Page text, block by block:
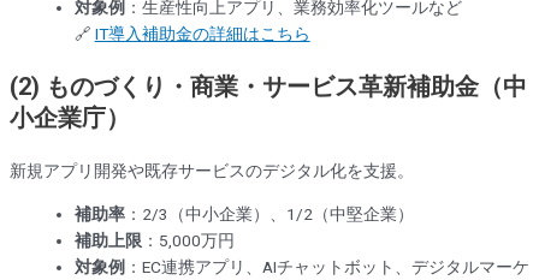
対象例 ：生産性向上アプリ、業務効率化ツールなど
🔗 IT導入補助金の詳細はこちら
(2) ものづくり・商業・サービス革新補助金（中
小企業庁）
新規アプリ開発や既存サービスのデジタル化を支援。
補助率：2/3（中小企業）、1/2（中堅企業）
補助上限 ：5,000万円
対象例：EC連携アプリ、AIチャットボット、デジタルマーケ